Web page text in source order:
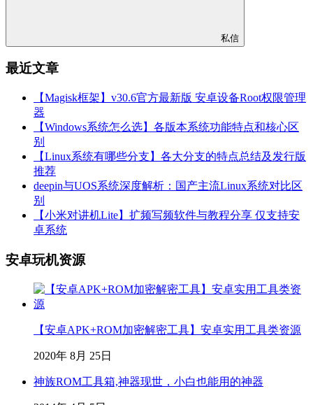
私信
最近文章
【Magisk框架】v30.6官方最新版 安卓设备Root权限管理
器
【Windows系统怎么选】各版本系统功能特点和核心区
别
【Linux系统有哪些分支】各大分支的特点总结及发行版
推荐
deepin与UOS系统深度解析：国产主流Linux系统对比区
别
【小米对讲机Lite】扩频写频软件与教程分享 仅支持安
卓系统
安卓玩机资源
【安卓APK+ROM加密解密工具】安卓实用工具类资源
2020年 8月 25日
神族ROM工具箱,神器现世，小白也能用的神器